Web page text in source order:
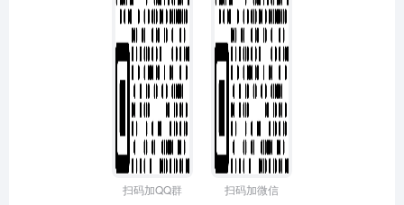
扫码加QQ群 扫码加微信